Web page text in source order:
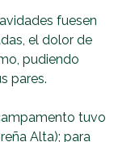
fuesen
el dolor de
pudiendo
pares.
tuvo
Alta); para